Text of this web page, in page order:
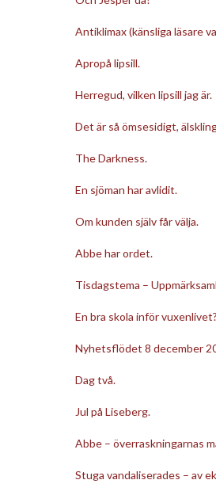
Antiklimax (känsliga läsare
Apropå lipsill.
Herregud, vilken lipsill jag är.
Det är så ömsesidigt,
The Darkness.
En sjöman har avlidit.
Om kunden själv får välja.
Abbe har ordet.
Tisdagstema –
En bra skola inför vuxenlivet?
Nyhetsflödet 8 december
Dag två.
Jul på Liseberg.
Abbe – överraskningarnas
Stuga vandaliserades – av